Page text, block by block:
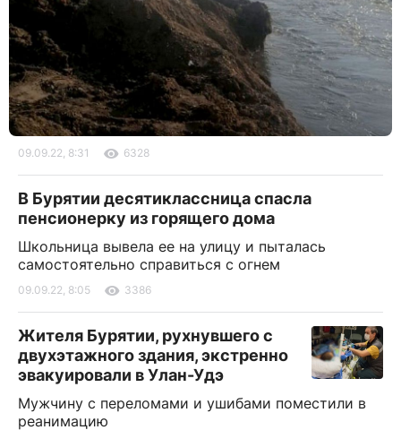
09.09.22, 8:31 6328
В Бурятии десятиклассница спасла
пенсионерку из горящего дома
Школьница вывела ее на улицу и пыталась
самостоятельно справиться с огнем
09.09.22, 8:05 3386
Жителя Бурятии, рухнувшего с
двухэтажного здания, экстренно
эвакуировали в Улан-Удэ
Мужчину с переломами и ушибами поместили в
реанимацию